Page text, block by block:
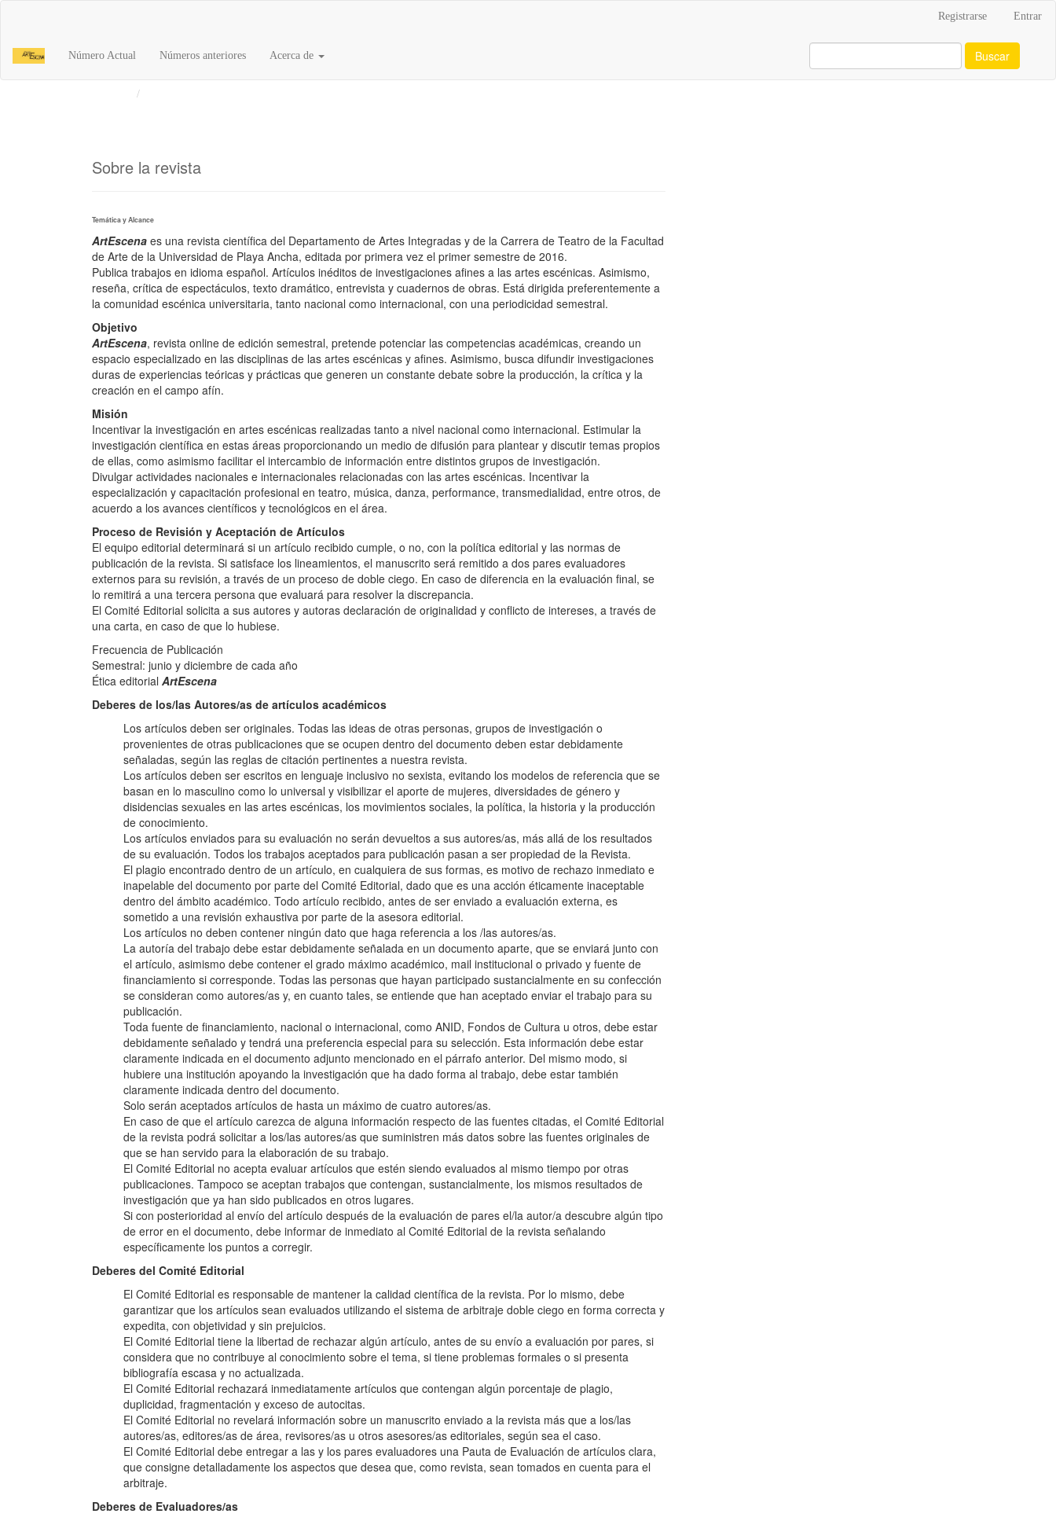
principal
Barra
Registrarse Entrar
Número Actual Números anteriores Acerca de Buscar
Sobre la revista
Temática y Alcance
ArtEscena es una revista científica del Departamento de Artes Integradas y de la Carrera de Teatro de la Facultad
de Arte de la Universidad de Playa Ancha, editada por primera vez el primer semestre de 2016.
Publica trabajos en idioma español. Artículos inéditos de investigaciones afines a las artes escénicas. Asimismo,
reseña, crítica de espectáculos, texto dramático, entrevista y cuadernos de obras. Está dirigida preferentemente a
la comunidad escénica universitaria, tanto nacional como internacional, con una periodicidad semestral.
Objetivo
ArtEscena, revista online de edición semestral, pretende potenciar las competencias académicas, creando un
espacio especializado en las disciplinas de las artes escénicas y afines. Asimismo, busca difundir investigaciones
duras de experiencias teóricas y prácticas que generen un constante debate sobre la producción, la crítica y la
creación en el campo afín.
Misión
Incentivar la investigación en artes escénicas realizadas tanto a nivel nacional como internacional. Estimular la
investigación científica en estas áreas proporcionando un medio de difusión para plantear y discutir temas propios
de ellas, como asimismo facilitar el intercambio de información entre distintos grupos de investigación.
Divulgar actividades nacionales e internacionales relacionadas con las artes escénicas. Incentivar la
especialización y capacitación profesional en teatro, música, danza, performance, transmedialidad, entre otros, de
acuerdo a los avances científicos y tecnológicos en el área.
Proceso de Revisión y Aceptación de Artículos
El equipo editorial determinará si un artículo recibido cumple, o no, con la política editorial y las normas de
publicación de la revista. Si satisface los lineamientos, el manuscrito será remitido a dos pares evaluadores
externos para su revisión, a través de un proceso de doble ciego. En caso de diferencia en la evaluación final, se
lo remitirá a una tercera persona que evaluará para resolver la discrepancia.
El Comité Editorial solicita a sus autores y autoras declaración de originalidad y conflicto de intereses, a través de
una carta, en caso de que lo hubiese.
Frecuencia de Publicación
Semestral: junio y diciembre de cada año
Ética editorial ArtEscena
Deberes de los/las Autores/as de artículos académicos
Los artículos deben ser originales. Todas las ideas de otras personas, grupos de investigación o
provenientes de otras publicaciones que se ocupen dentro del documento deben estar debidamente
señaladas, según las reglas de citación pertinentes a nuestra revista.
Los artículos deben ser escritos en lenguaje inclusivo no sexista, evitando los modelos de referencia que se
basan en lo masculino como lo universal y visibilizar el aporte de mujeres, diversidades de género y
disidencias sexuales en las artes escénicas, los movimientos sociales, la política, la historia y la producción
de conocimiento.
Los artículos enviados para su evaluación no serán devueltos a sus autores/as, más allá de los resultados
de su evaluación. Todos los trabajos aceptados para publicación pasan a ser propiedad de la Revista.
El plagio encontrado dentro de un artículo, en cualquiera de sus formas, es motivo de rechazo inmediato e
inapelable del documento por parte del Comité Editorial, dado que es una acción éticamente inaceptable
dentro del ámbito académico. Todo artículo recibido, antes de ser enviado a evaluación externa, es
sometido a una revisión exhaustiva por parte de la asesora editorial.
Los artículos no deben contener ningún dato que haga referencia a los /las autores/as.
La autoría del trabajo debe estar debidamente señalada en un documento aparte, que se enviará junto con
el artículo, asimismo debe contener el grado máximo académico, mail institucional o privado y fuente de
financiamiento si corresponde. Todas las personas que hayan participado sustancialmente en su confección
se consideran como autores/as y, en cuanto tales, se entiende que han aceptado enviar el trabajo para su
publicación.
Toda fuente de financiamiento, nacional o internacional, como ANID, Fondos de Cultura u otros, debe estar
debidamente señalado y tendrá una preferencia especial para su selección. Esta información debe estar
claramente indicada en el documento adjunto mencionado en el párrafo anterior. Del mismo modo, si
hubiere una institución apoyando la investigación que ha dado forma al trabajo, debe estar también
claramente indicada dentro del documento.
Solo serán aceptados artículos de hasta un máximo de cuatro autores/as.
En caso de que el artículo carezca de alguna información respecto de las fuentes citadas, el Comité Editorial
de la revista podrá solicitar a los/las autores/as que suministren más datos sobre las fuentes originales de
que se han servido para la elaboración de su trabajo.
El Comité Editorial no acepta evaluar artículos que estén siendo evaluados al mismo tiempo por otras
publicaciones. Tampoco se aceptan trabajos que contengan, sustancialmente, los mismos resultados de
investigación que ya han sido publicados en otros lugares.
Si con posterioridad al envío del artículo después de la evaluación de pares el/la autor/a descubre algún tipo
de error en el documento, debe informar de inmediato al Comité Editorial de la revista señalando
específicamente los puntos a corregir.
Deberes del Comité Editorial
El Comité Editorial es responsable de mantener la calidad científica de la revista. Por lo mismo, debe
garantizar que los artículos sean evaluados utilizando el sistema de arbitraje doble ciego en forma correcta y
expedita, con objetividad y sin prejuicios.
El Comité Editorial tiene la libertad de rechazar algún artículo, antes de su envío a evaluación por pares, si
considera que no contribuye al conocimiento sobre el tema, si tiene problemas formales o si presenta
bibliografía escasa y no actualizada.
El Comité Editorial rechazará inmediatamente artículos que contengan algún porcentaje de plagio,
duplicidad, fragmentación y exceso de autocitas.
El Comité Editorial no revelará información sobre un manuscrito enviado a la revista más que a los/las
autores/as, editores/as de área, revisores/as u otros asesores/as editoriales, según sea el caso.
El Comité Editorial debe entregar a las y los pares evaluadores una Pauta de Evaluación de artículos clara,
que consigne detalladamente los aspectos que desea que, como revista, sean tomados en cuenta para el
arbitraje.
Deberes de Evaluadores/as